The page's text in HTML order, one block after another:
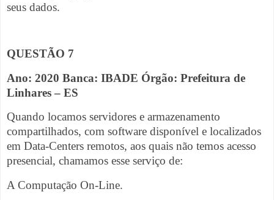
seus dados.
QUESTÃO 7
Ano: 2020 Banca: IBADE Órgão: Prefeitura de
Linhares – ES
Quando locamos servidores e armazenamento
compartilhados, com software disponível e localizados
em Data-Centers remotos, aos quais não temos acesso
presencial, chamamos esse serviço de:
A Computação On-Line.